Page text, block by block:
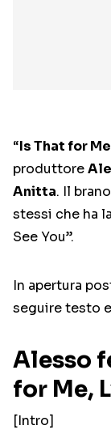
“Is That for Me
produttore
Anitta. Il
stessi che ha
See You”.
In apertura
seguire testo
Alesso
for Me,
[Intro]